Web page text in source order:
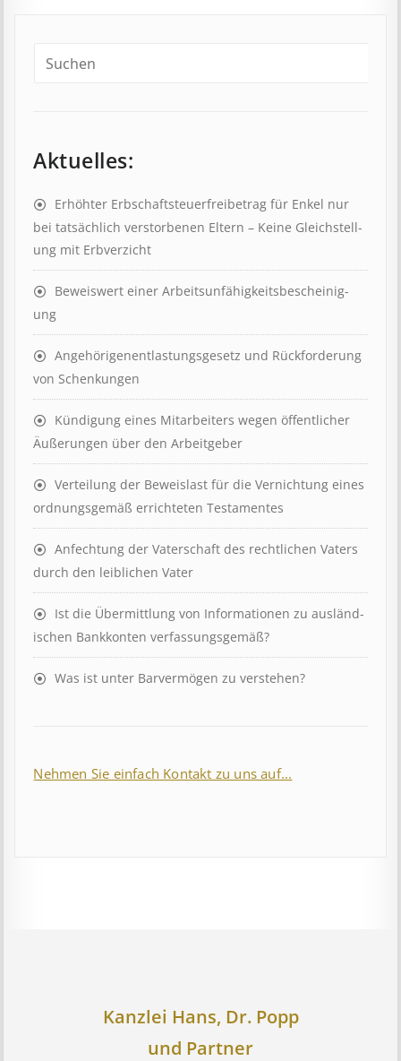
Aktuelles:
Erhöhter Erb­schaft­steuer­frei­be­trag für Enkel nur
bei tat­säch­lich ver­storb­en­en Eltern – Keine Gleich­stell­
ung mit Erb­verzicht
Beweis­wert einer Arbeits­un­fähig­keits­be­scheinig­
ung
Angehörigenent­lastungs­ge­setz und Rück­ford­er­ung
von Schenk­ung­en
Kündigung eines Mit­ar­beit­ers wegen öffent­lich­er
Äuß­er­ung­en über den Ar­beit­geber
Ver­teil­ung der Be­weis­last für die Ver­nicht­ung eines
ord­nungs­ge­mäß er­richt­et­en Test­ament­es
Anfechtung der Vaterschaft des rechtlichen Vaters
durch den leiblichen Vater
Ist die Über­mitt­lung von In­for­mat­ion­en zu aus­länd­
isch­en Bank­kont­en ver­fass­ungs­ge­mäß?
Was ist unter Barvermögen zu verstehen?
Nehmen Sie einfach Kontakt zu uns auf...
Kanzlei Hans, Dr. Popp
und Partner